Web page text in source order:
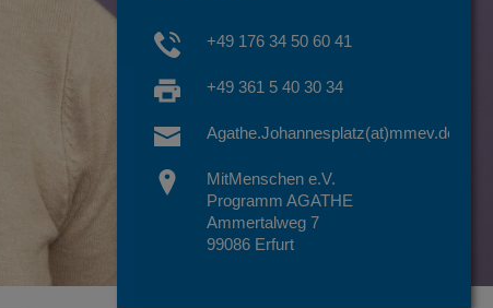
+49 176 34 50 60 41
+49 361 5 40 30 34
Agathe.Johannesplatz(at)mmev.de
MitMenschen e.V.
Programm AGATHE
Ammertalweg 7
99086 Erfurt